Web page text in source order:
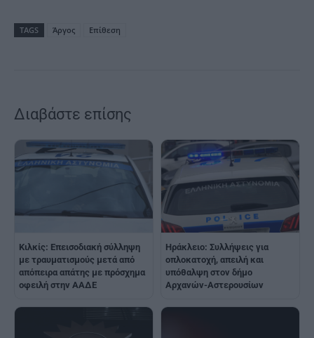
TAGS Άργος Επίθεση
Διαβάστε επίσης
Κιλκίς: Επεισοδιακή σύλληψη
με τραυματισμούς μετά από
απόπειρα απάτης με πρόσχημα
οφειλή στην ΑΑΔΕ
Ηράκλειο: Συλλήψεις για
οπλοκατοχή, απειλή και
υπόθαλψη στον δήμο
Αρχανών-Αστερουσίων